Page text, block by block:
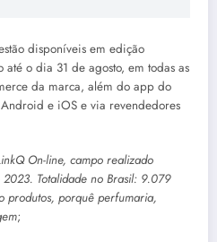
disponíveis em edição
o dia 31 de agosto, em todas as
da marca, além do app do
e iOS e via revendedores
On-line, campo realizado
Totalidade no Brasil: 9.079
produtos, porquê perfumaria,
;